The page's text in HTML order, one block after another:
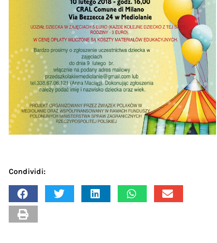
Condividi: